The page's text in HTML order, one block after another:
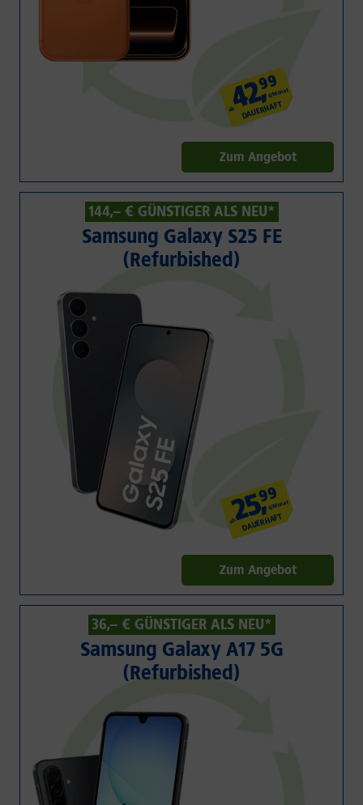
ab
42
,
99€/Monat
DAUERHAFT
Zum Angebot
144,– € GÜNSTIGER ALS NEU*
Samsung Galaxy S25 FE
(Refurbished)
ab
25
,
99€/Monat
DAUERHAFT
Zum Angebot
36,– € GÜNSTIGER ALS NEU*
Samsung Galaxy A17 5G
(Refurbished)